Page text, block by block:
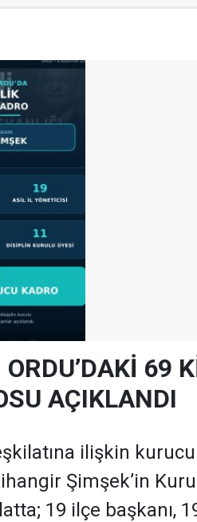
69
AÇIKLANDI
ilişkin kurucu
Şimşek’in
19 ilçe başkanı,